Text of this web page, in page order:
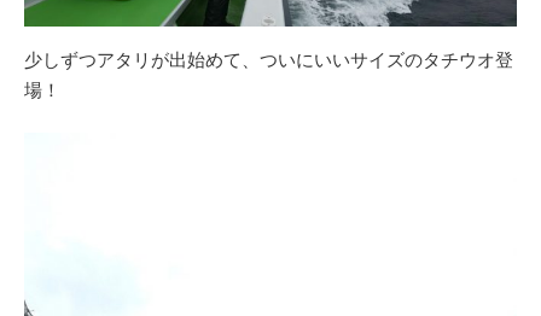
少しずつアタリが出始めて、ついにいいサイズのタチウオ登
場！